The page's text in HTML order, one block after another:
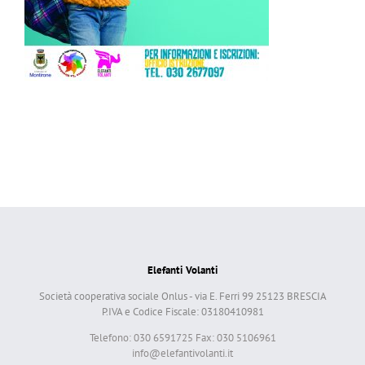
Elefanti Volanti
Società cooperativa sociale Onlus - via E. Ferri 99 25123 BRESCIA
P.IVA e Codice Fiscale: 03180410981
Telefono: 030 6591725 Fax: 030 5106961
info@elefantivolanti.it